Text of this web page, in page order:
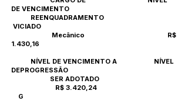
DE VENCIMENTO
REENQUADRAMENTO
VICIADO
Mecânico R$
1.430,16
NÍVEL DE VENCIMENTO A NÍVEL
DEPROGRESSÃO
SER ADOTADO
R$ 3.420,24
G